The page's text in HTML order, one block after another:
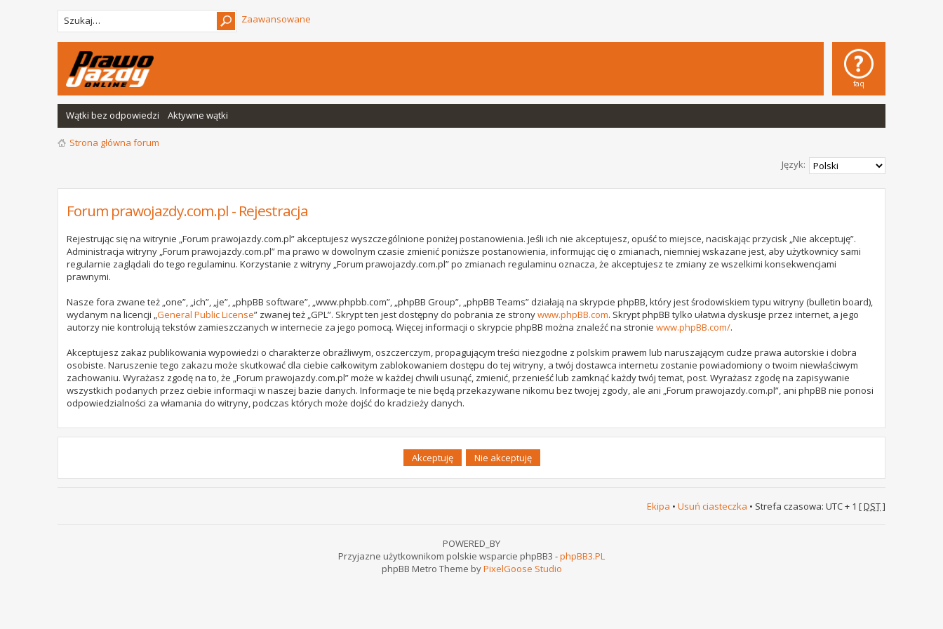
Zaawansowane
faq
Wątki bez odpowiedzi Aktywne wątki
Strona główna forum
Język:
Forum prawojazdy.com.pl - Rejestracja
Rejestrując się na witrynie „Forum prawojazdy.com.pl” akceptujesz wyszczególnione poniżej postanowienia. Jeśli ich nie akceptujesz, opuść to miejsce, naciskając przycisk „Nie akceptuję”.
Administracja witryny „Forum prawojazdy.com.pl” ma prawo w dowolnym czasie zmienić poniższe postanowienia, informując cię o zmianach, niemniej wskazane jest, aby użytkownicy sami
regularnie zaglądali do tego regulaminu. Korzystanie z witryny „Forum prawojazdy.com.pl” po zmianach regulaminu oznacza, że akceptujesz te zmiany ze wszelkimi konsekwencjami
prawnymi.
Nasze fora zwane też „one”, „ich”, „je”, „phpBB software”, „www.phpbb.com”, „phpBB Group”, „phpBB Teams” działają na skrypcie phpBB, który jest środowiskiem typu witryny (bulletin board),
wydanym na licencji „General Public License” zwanej też „GPL”. Skrypt ten jest dostępny do pobrania ze stronywww.phpBB.com. Skrypt phpBB tylko ułatwia dyskusje przez internet, a jego
autorzy nie kontrolują tekstów zamieszczanych w internecie za jego pomocą. Więcej informacji o skrypcie phpBB można znaleźć na stronie www.phpBB.com/.
Akceptujesz zakaz publikowania wypowiedzi o charakterze obraźliwym, oszczerczym, propagującym treści niezgodne z polskim prawem lub naruszającym cudze prawa autorskie i dobra
osobiste. Naruszenie tego zakazu może skutkować dla ciebie całkowitym zablokowaniem dostępu do tej witryny, a twój dostawca internetu zostanie powiadomiony o twoim niewłaściwym
zachowaniu. Wyrażasz zgodę na to, że „Forum prawojazdy.com.pl” może w każdej chwili usunąć, zmienić, przenieść lub zamknąć każdy twój temat, post. Wyrażasz zgodę na zapisywanie
wszystkich podanych przez ciebie informacji w naszej bazie danych. Informacje te nie będą przekazywane nikomu bez twojej zgody, ale ani „Forum prawojazdy.com.pl”, ani phpBB nie ponosi
odpowiedzialności za włamania do witryny, podczas których może dojść do kradzieży danych.
Ekipa • Usuń ciasteczka • Strefa czasowa: UTC + 1 [DST]
POWERED_BY
Przyjazne użytkownikom polskie wsparcie phpBB3 -phpBB3.PL
phpBB Metro Theme byPixelGoose Studio